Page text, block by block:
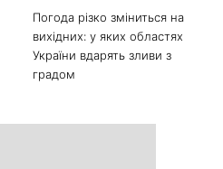
Погода різко зміниться на
вихідних: у яких областях
України вдарять зливи з
градом